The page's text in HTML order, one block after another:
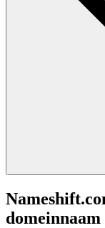
domeinnaam